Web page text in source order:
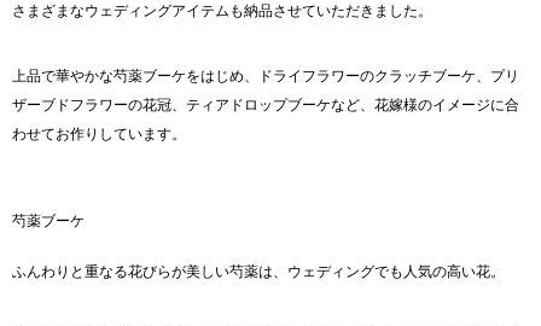
さまざまなウェディングアイテムも納品させていただきました。
上品で華やかな芍薬ブーケをはじめ、ドライフラワーのクラッチブーケ、プリ
ザーブドフラワーの花冠、ティアドロップブーケなど、花嫁様のイメージに合
わせてお作りしています。
芍薬ブーケ
ふんわりと重なる花びらが美しい芍薬は、ウェディングでも人気の高い花。